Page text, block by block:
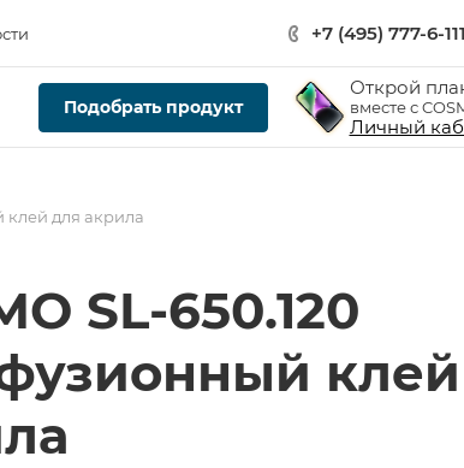
+7 (495) 777-6-111
Открой
вместе с
Личный
Подобрать продукт
клей для акрила
SL-650.120
клей